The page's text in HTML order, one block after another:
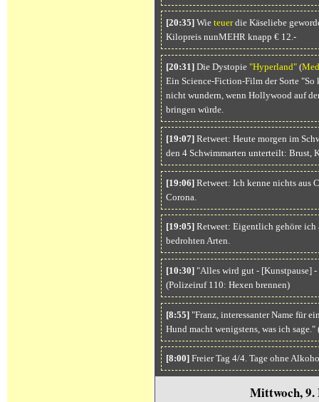
[20:35]Wie teuerdie Käseliebe
Kilopreis nunMEHR knapp € 12.-
[20:31]Die Dystopie "Hyperland"(
Ein Science-Fiction-Film der Sorte
nicht wundern, wenn Hollywood auf
bringen würde.
[19:07]Retweet: Heute morgen im
den 4 Schwimmarten unterteilt: Brust,
[19:06]Retweet: Ich kenne nichts aus
Corona.
[19:05]Retweet: Eigentlich gehöre ich
bedrohten Arten.
[10:30]"Alles wird gut - [Kunstpause]
(Polizeiruf 110: Hexen brennen)
[8:55]"Franz, interessanter Name für
Hund macht wenigstens, was ich
[8:00]Freier Tag 4/4. Tage ohne
Mittwoch, 9.